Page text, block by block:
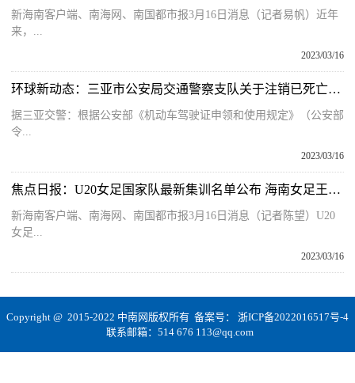
新海南客户端、南海网、南国都市报3月16日消息（记者易帆）近年
来，...
2023/03/16
环球新动态：三亚市公安局交通警察支队关于注销已死亡人员机动车驾驶证的公告
据三亚交警：根据公安部《机动车驾驶证申领和使用规定》（公安部
令...
2023/03/16
焦点日报：U20女足国家队最新集训名单公布 海南女足王靖怡入替补名单
新海南客户端、南海网、南国都市报3月16日消息（记者陈望）U20
女足...
2023/03/16
Copyright @ 2015-2022 中南网版权所有 备案号： 浙ICP备2022016517号-4
联系邮箱：514 676 113@qq.com